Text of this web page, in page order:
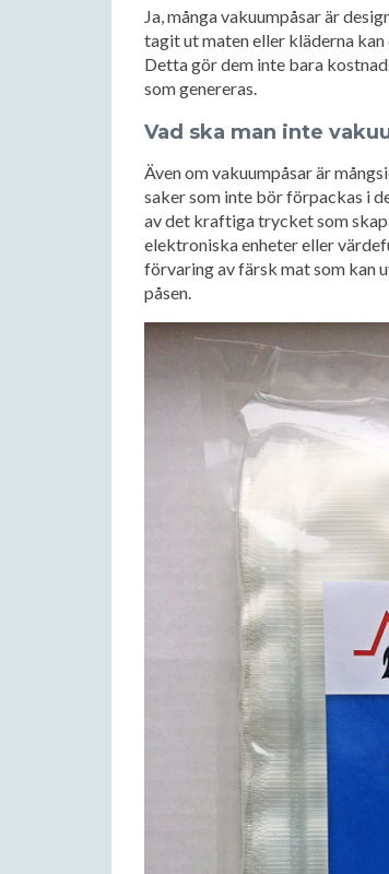
Ja, många vakuumpåsar är
tagit ut maten eller kläderna
Detta gör dem inte bara
som genereras.
Vad ska man inte
Även om vakuumpåsar är
saker som inte bör förpackas i
av det kraftiga trycket som
elektroniska enheter eller
förvaring av färsk mat som kan
påsen.